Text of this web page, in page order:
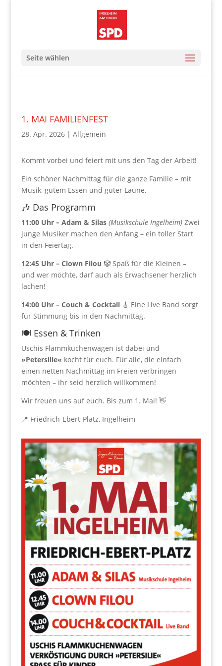
Seite wählen
1. MAI FAMILIENFEST
28. Apr. 2026| Allgemein
Kommt vorbei und feiert mit uns den Tag der Arbeit!
Ein schöner Nachmittag für die ganze Familie – mit
Musik, gutem Essen und guter Laune.
🎶 Das Programm
11:00 Uhr – Adam & Silas (Musikschule Ingelheim)Zwei
junge Musiker machen den Anfang – ein toller Start
in den Feiertag.
12:45 Uhr – Clown Filou 🤡 Spaß für die Kleinen –
und wer möchte, darf auch als Erwachsener herzlich
lachen!
14:00 Uhr – Couch & Cocktail🎸 Eine Live Band sorgt
für Stimmung bis in den Nachmittag.
🍽️ Essen & Trinken
Uschis Flammkuchenwagen ist dabei und
»Petersilie« kocht für euch. Für alle, die einfach
einen netten Nachmittag im Freien verbringen
möchten – ihr seid herzlich willkommen!
Wir freuen uns auf euch. Bis zum 1. Mai! 👋
📍 Friedrich-Ebert-Platz, Ingelheim